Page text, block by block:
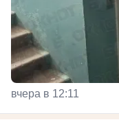
вчера в 12:11